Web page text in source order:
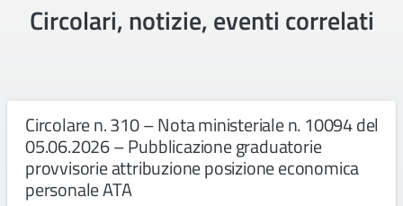
Circolari, notizie, eventi correlati
Circolare n. 310 – Nota ministeriale n. 10094 del
05.06.2026 – Pubblicazione graduatorie
provvisorie attribuzione posizione economica
personale ATA